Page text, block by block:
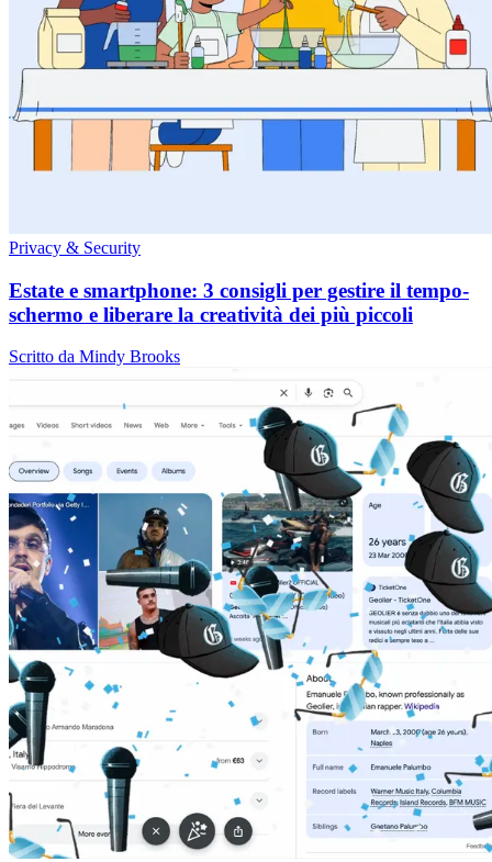
Privacy & Security
Estate e smartphone: 3 consigli per gestire il tempo-
schermo e liberare la creatività dei più piccoli
Scritto da Mindy Brooks